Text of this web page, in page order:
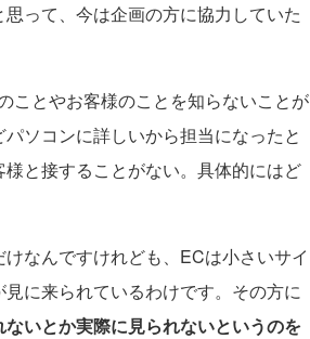
って、今は企画の方に協力していた
とやお客様のことを知らないことが
ソコンに詳しいから担当になったと
と接することがない。具体的にはど
なんですけれども、ECは小さいサイ
に来られているわけです。その方に
ないとか実際に見られないというのを